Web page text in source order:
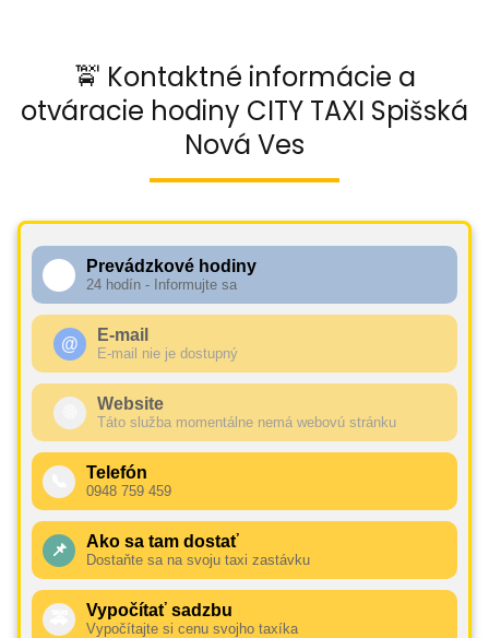
🚖 Kontaktné informácie a
otváracie hodiny CITY TAXI Spišská
Nová Ves
Prevádzkové hodiny
24 hodín - Informujte sa
@ E-mail
E-mail nie je dostupný
Website
Táto služba momentálne nemá webovú stránku
Telefón
0948 759 459
📌 Ako sa tam dostať
Dostaňte sa na svoju taxi zastávku
Vypočítať sadzbu
Vypočítajte si cenu svojho taxíka